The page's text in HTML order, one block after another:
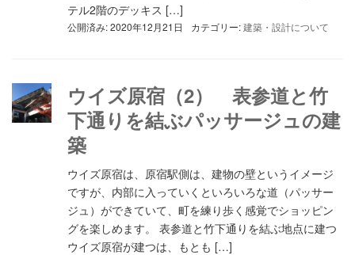
テル2階のデッキス […]
公開済み: 2020年12月21日 カテゴリー:建築・設計について
ウイズ原宿（2） 表参道と竹
下通りを結ぶパッサージュの建
築
ウイズ原宿は、原宿駅側は、建物の壁というイメージ
ですが、内部に入っていくといろいろな道（パッサー
ジュ）ができていて、町を練り歩く感覚でショッピン
グを楽しめます。 表参道と竹下通りを結ぶ地点に建つ
ウイズ原宿が建つは、もとも […]